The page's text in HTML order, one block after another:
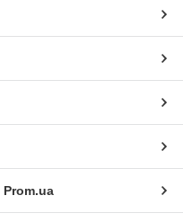
Prom.ua